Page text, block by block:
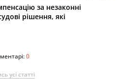
за незаконні
рішення, які
0
усі статті